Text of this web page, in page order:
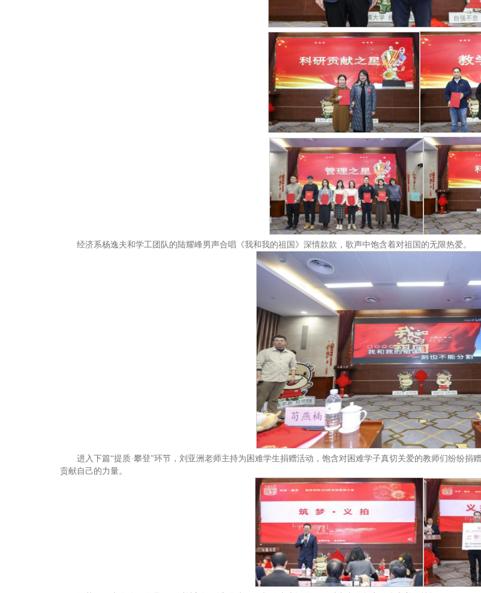
经济系杨逸夫和学工团队的陆耀峰男声合唱《我和我的祖国》深情款款，歌声中饱含着对祖国的无限热爱。
进入下篇“提质·攀登”环节，刘亚洲老师主持为困难学生捐赠活动，饱含对困难学子真切关爱的教师们纷纷
贡献自己的力量。